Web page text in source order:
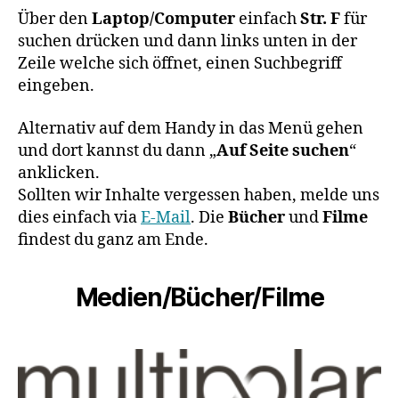
Über denLaptop/Computer einfachStr. Ffür
suchen drücken und dann links unten in der
Zeile welche sich öffnet, einen Suchbegriff
eingeben.
Alternativ auf dem Handy in das Menü gehen
und dort kannst du dann „Auf Seite suchen“
anklicken.
Sollten wir Inhalte vergessen haben, melde uns
dies einfach viaE-Mail. Die BücherundFilme
findest du ganz am Ende.
Medien/Bücher/Filme